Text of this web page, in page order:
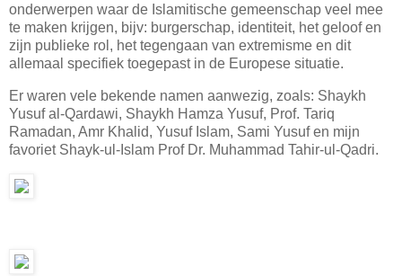
onderwerpen waar de Islamitische gemeenschap veel mee
te maken krijgen, bijv: burgerschap, identiteit, het geloof en
zijn publieke rol, het tegengaan van extremisme en dit
allemaal specifiek toegepast in de Europese situatie.
Er waren vele bekende namen aanwezig, zoals: Shaykh
Yusuf al-Qardawi, Shaykh Hamza Yusuf, Prof. Tariq
Ramadan, Amr Khalid, Yusuf Islam, Sami Yusuf en mijn
favoriet Shayk-ul-Islam Prof Dr. Muhammad Tahir-ul-Qadri.